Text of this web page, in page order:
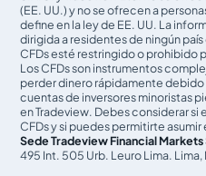
(EE. UU.) y no se ofrecen a
define en la ley de EE. UU. La
dirigida a residentes de ningún
CFDs esté restringido o prohibido
Los CFDs son instrumentos
perder dinero rápidamente
cuentas de inversores minoristas
en Tradeview. Debes considerar
CFDs y si puedes permitirte
Sede Tradeview Financial
495 Int. 505 Urb. Leuro Lima. Lima,